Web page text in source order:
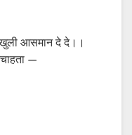
खुली आसमान दे दे।।
—